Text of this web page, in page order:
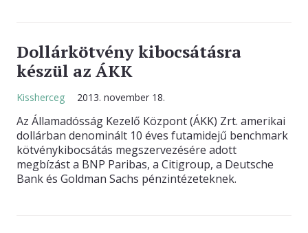
Dollárkötvény kibocsátásra
készül az ÁKK
Kissherceg 2013. november 18.
Az Államadósság Kezelő Központ (ÁKK) Zrt. amerikai
dollárban denominált 10 éves futamidejű benchmark
kötvénykibocsátás megszervezésére adott
megbízást a BNP Paribas, a Citigroup, a Deutsche
Bank és Goldman Sachs pénzintézeteknek.